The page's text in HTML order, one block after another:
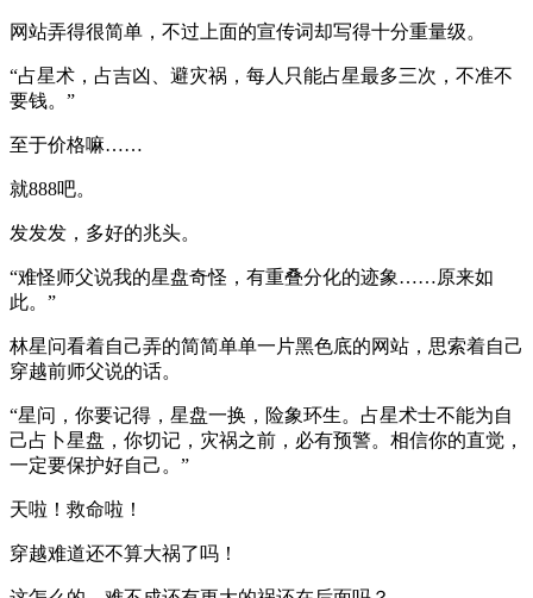
网站弄得很简单，不过上面的宣传词却写得十分重量级。
“占星术，占吉凶、避灾祸，每人只能占星最多三次，不准不
要钱。”
至于价格嘛……
就888吧。
发发发，多好的兆头。
“难怪师父说我的星盘奇怪，有重叠分化的迹象……原来如
此。”
林星问看着自己弄的简简单单一片黑色底的网站，思索着自己
穿越前师父说的话。
“星问，你要记得，星盘一换，险象环生。占星术士不能为自
己占卜星盘，你切记，灾祸之前，必有预警。相信你的直觉，
一定要保护好自己。”
天啦！救命啦！
穿越难道还不算大祸了吗！